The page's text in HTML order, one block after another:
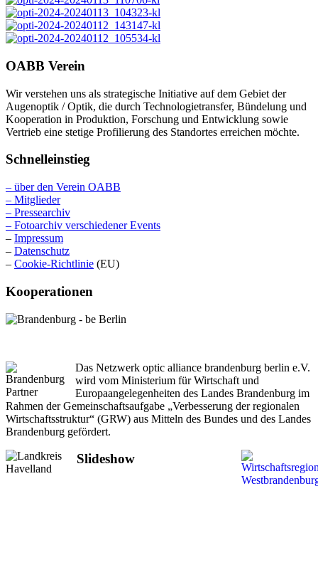
OABB Verein
Wir verstehen uns als strategische Initiative auf dem Gebiet der
Augenoptik / Optik, die durch Technologietransfer, Bündelung und
Kooperation in Produktion, Forschung und Entwicklung sowie
Vertrieb eine stetige Profilierung des Standortes erreichen möchte.
Schnelleinstieg
– über den Verein OABB
– Mitglieder
– Pressearchiv
– Fotoarchiv verschiedener Events
– Impressum
– Datenschutz
– Cookie-Richtlinie (EU)
Kooperationen
Das Netzwerk optic alliance brandenburg berlin e.V.
wird vom Ministerium für Wirtschaft und
Europaangelegenheiten des Landes Brandenburg im
Rahmen der Gemeinschaftsaufgabe „Verbesserung der regionalen
Wirtschaftsstruktur“ (GRW) aus Mitteln des Bundes und des Landes
Brandenburg gefördert.
Slideshow